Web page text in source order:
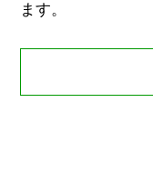
ます。